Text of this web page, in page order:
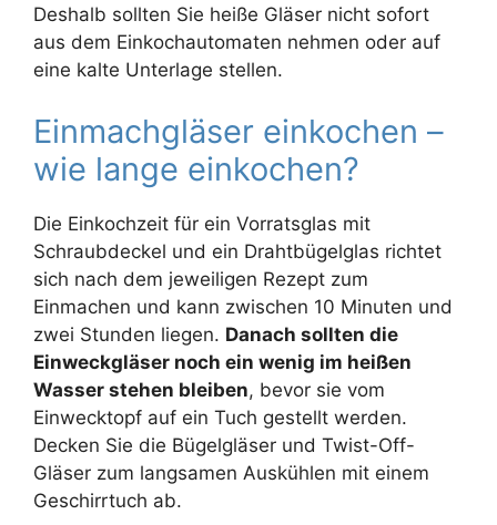
Deshalb sollten Sie heiße Gläser nicht sofort
aus dem Einkochautomaten nehmen oder auf
eine kalte Unterlage stellen.
Einmachgläser einkochen –
wie lange einkochen?
Die Einkochzeit für ein Vorratsglas mit
Schraubdeckel und ein Drahtbügelglas richtet
sich nach dem jeweiligen Rezept zum
Einmachen und kann zwischen 10 Minuten und
zwei Stunden liegen. Danach sollten die
Einweckgläser noch ein wenig im heißen
Wasser stehen bleiben, bevor sie vom
Einwecktopf auf ein Tuch gestellt werden.
Decken Sie die Bügelgläser und Twist-Off-
Gläser zum langsamen Auskühlen mit einem
Geschirrtuch ab.